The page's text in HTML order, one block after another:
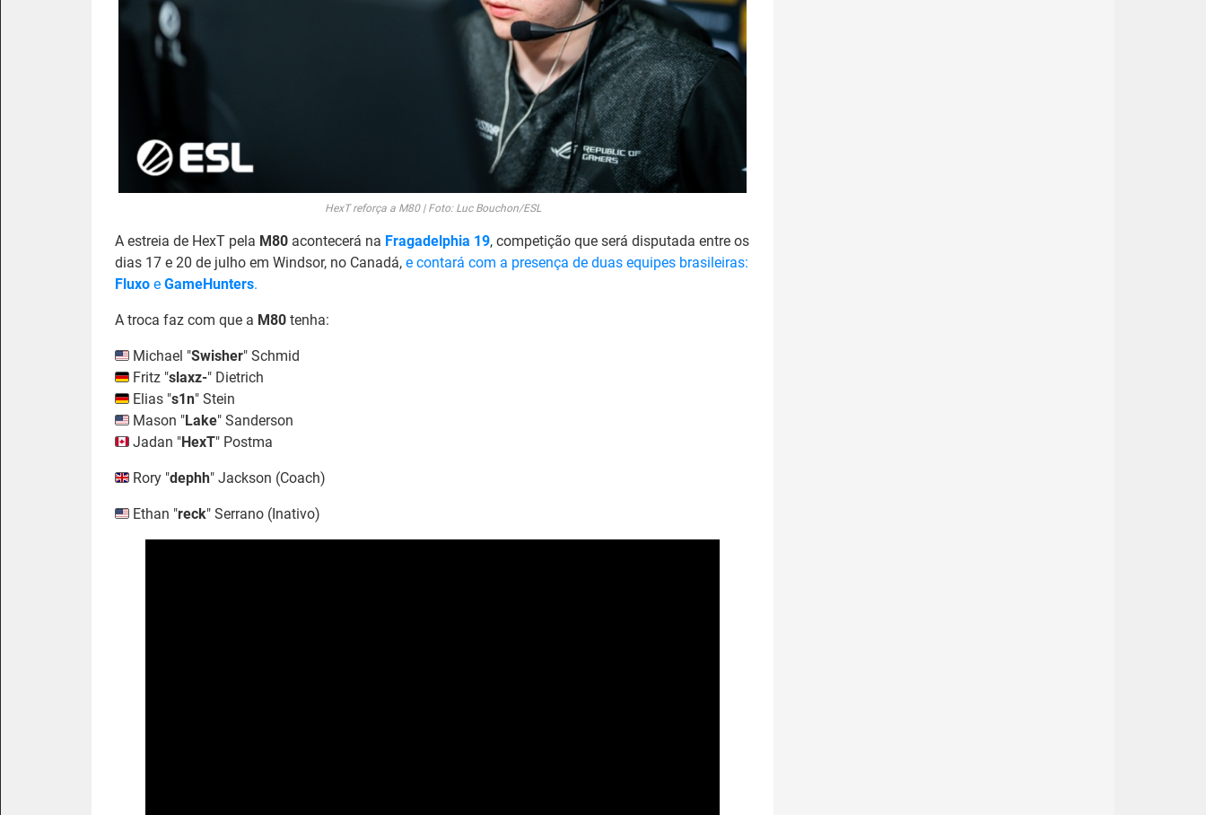
HexT reforça a M80 | Foto: Luc Bouchon/ESL
A estreia de HexT pela M80 acontecerá na Fragadelphia 19, competição que será disputada entre os
dias 17 e 20 de julho em Windsor, no Canadá, e contará com a presença de duas equipes brasileiras:
Fluxo e GameHunters.
A troca faz com que a M80 tenha:
Michael "Swisher" Schmid
Fritz "⁠slaxz-⁠" Dietrich
Elias "⁠s1n⁠" Stein
Mason "⁠Lake⁠" Sanderson
Jadan "HexT" Postma
Rory "dephh" Jackson (Coach)
Ethan "reck" Serrano (Inativo)